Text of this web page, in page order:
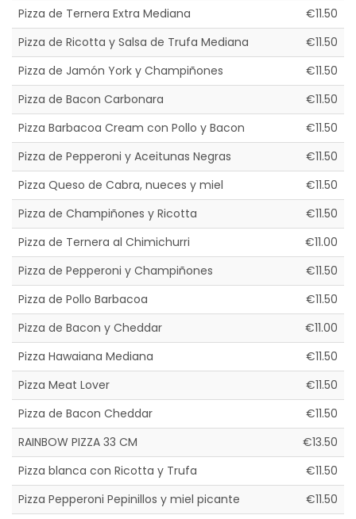
Pizza de Ternera Extra Mediana
€11.50
Pizza de Ricotta y Salsa de Trufa Mediana
€11.50
Pizza de Jamón York y Champiñones
€11.50
Pizza de Bacon Carbonara
€11.50
Pizza Barbacoa Cream con Pollo y Bacon
€11.50
Pizza de Pepperoni y Aceitunas Negras
€11.50
Pizza Queso de Cabra, nueces y miel
€11.50
Pizza de Champiñones y Ricotta
€11.50
Pizza de Ternera al Chimichurri
€11.00
Pizza de Pepperoni y Champiñones
€11.50
Pizza de Pollo Barbacoa
€11.50
Pizza de Bacon y Cheddar
€11.00
Pizza Hawaiana Mediana
€11.50
Pizza Meat Lover
€11.50
Pizza de Bacon Cheddar
€11.50
RAINBOW PIZZA 33 CM
€13.50
Pizza blanca con Ricotta y Trufa
€11.50
Pizza Pepperoni Pepinillos y miel picante
€11.50